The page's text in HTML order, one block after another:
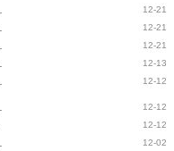
12-21
12-21
12-21
12-13
12-12
12-12
12-12
12-02